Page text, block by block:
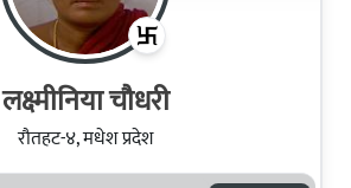
लक्ष्मीनिया चौधरी
रौतहट-४, मधेश प्रदेश